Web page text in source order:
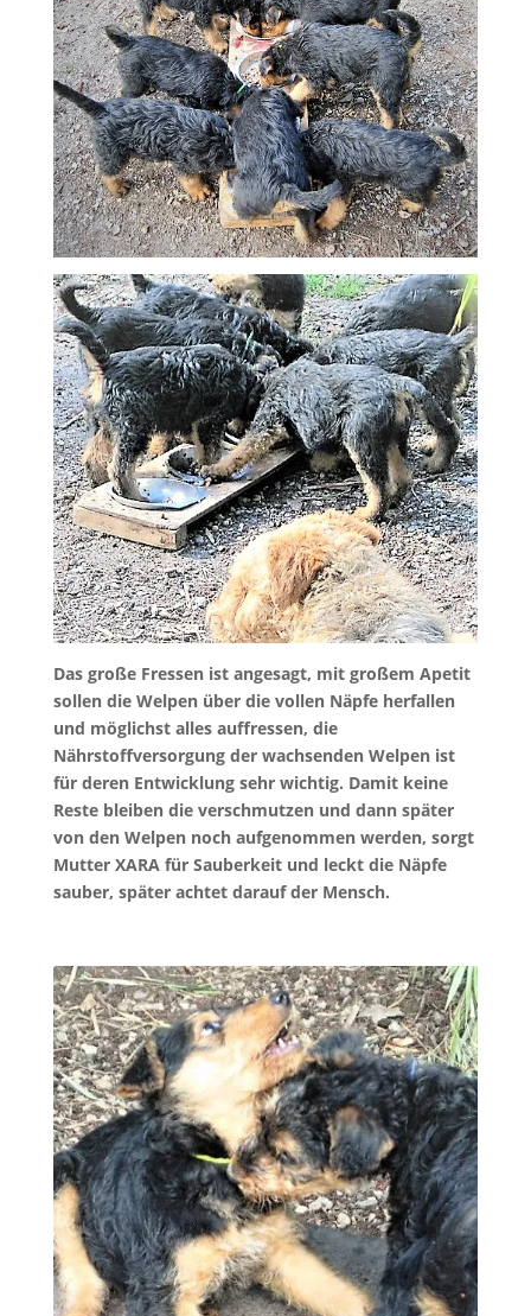
Das große Fressen ist angesagt, mit großem Apetit
sollen die Welpen über die vollen Näpfe herfallen
und möglichst alles auffressen, die
Nährstoffversorgung der wachsenden Welpen ist
für deren Entwicklung sehr wichtig. Damit keine
Reste bleiben die verschmutzen und dann später
von den Welpen noch aufgenommen werden, sorgt
Mutter XARA für Sauberkeit und leckt die Näpfe
sauber, später achtet darauf der Mensch.